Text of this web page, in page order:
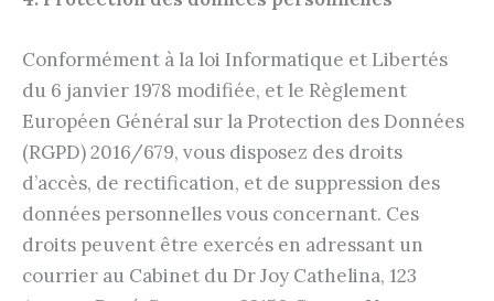
Conformément à la loi Informatique et Libertés
du 6 janvier 1978 modifiée, et le Règlement
Européen Général sur la Protection des Données
(RGPD) 2016/679, vous disposez des droits
d’accès, de rectification, et de suppression des
données personnelles vous concernant. Ces
droits peuvent être exercés en adressant un
courrier au Cabinet du Dr Joy Cathelina, 123